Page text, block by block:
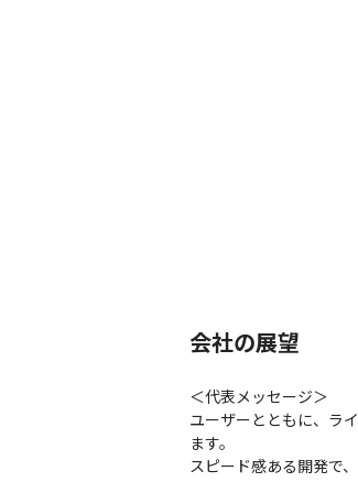
会社の展望
＜代表メッセージ＞
ユーザーとともに、ラ
ます。
スピード感ある開発で